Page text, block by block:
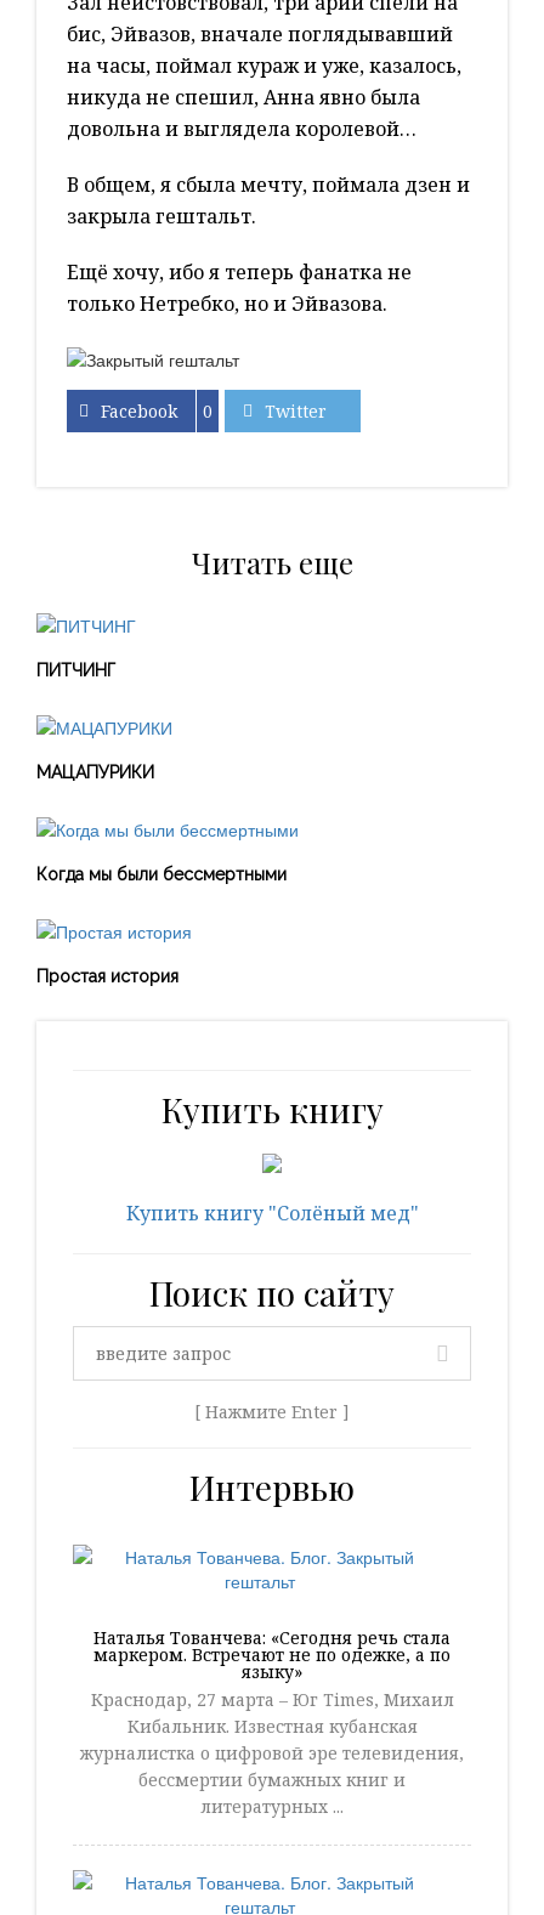
бис, Эйвазов, вначале поглядывавший
на часы, поймал кураж и уже, казалось,
никуда не спешил, Анна явно была
довольна и выглядела королевой…
В общем, я сбыла мечту, поймала дзен и
закрыла гештальт.
Ещё хочу, ибо я теперь фанатка не
только Нетребко, но и Эйвазова.
Facebook 0 Twitter
Читать еще
ПИТЧИНГ
МАЦАПУРИКИ
Когда мы были бессмертными
Простая история
Купить книгу
Купить книгу "Солёный мед"
Поиск по сайту
[ Нажмите Enter ]
Интервью
Наталья Тованчева: «Сегодня речь стала
маркером. Встречают не по одежке, а по
языку»
Краснодар, 27 марта – Юг Times, Михаил
Кибальник. Известная кубанская
журналистка о цифровой эре телевидения,
бессмертии бумажных книг и
литературных ...